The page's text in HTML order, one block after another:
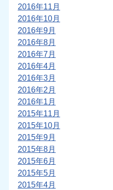
2016年11月
2016年10月
2016年9月
2016年8月
2016年7月
2016年4月
2016年3月
2016年2月
2016年1月
2015年11月
2015年10月
2015年9月
2015年8月
2015年6月
2015年5月
2015年4月